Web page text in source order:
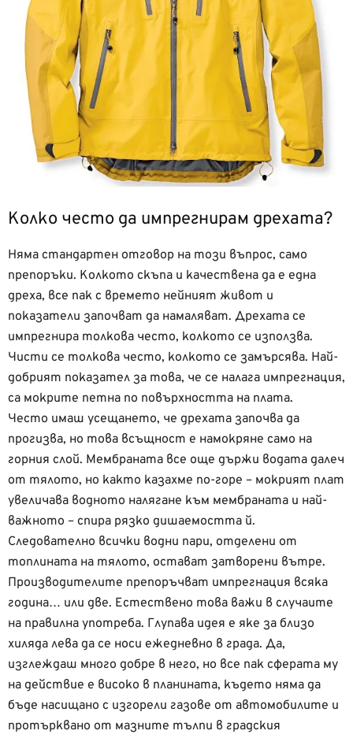
Колко често да импрегнирам дрехата?
Няма стандартен отговор на този въпрос, само
препоръки. Колкото скъпа и качествена да е една
дреха, все пак с времето нейният живот и
показатели започват да намаляват. Дрехата се
импрегнира толкова често, колкото се използва.
Чисти се толкова често, колкото се замърсява. Най-
добрият показател за това, че се налага импрегнация,
са мокрите петна по повърхността на плата.
Често имаш усещането, че дрехата започва да
прогизва, но това всъщност е намокряне само на
горния слой. Мембраната все още държи водата далеч
от тялото, но както казахме по-горе – мокрият плат
увеличава водното налягане към мембраната и най-
важното – спира рязко дишаемостта й.
Следователно всички водни пари, отделени от
топлината на тялото, остават затворени вътре.
Производителите препоръчват импрегнация всяка
година… или две. Естествено това важи в случаите
на правилна употреба. Глупава идея е яке за близо
хиляда лева да се носи ежедневно в града. Да,
изглеждаш много добре в него, но все пак сферата му
на действие е високо в планината, където няма да
бъде насищано с изгорели газове от автомобилите и
протърквано от мазните тълпи в градския